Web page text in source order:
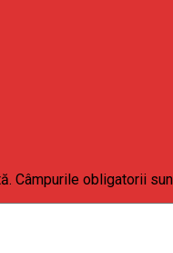
Câmpurile obligatorii